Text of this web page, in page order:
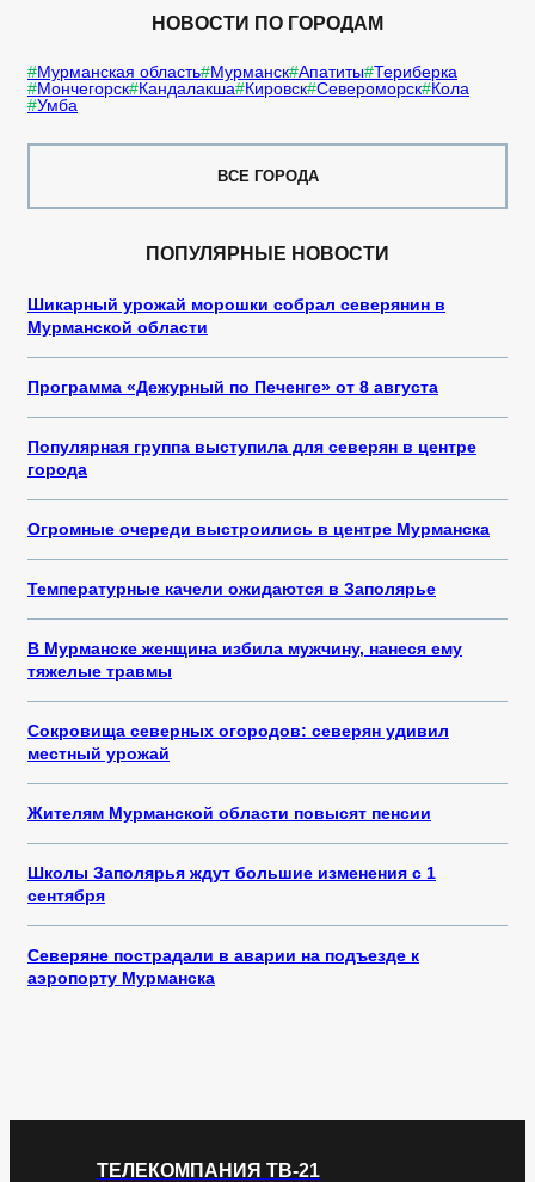
НОВОСТИ ПО ГОРОДАМ
Мурманская область Мурманск Апатиты Териберка
Мончегорск Кандалакша Кировск Североморск Кола
Умба
ВСЕ ГОРОДА
ПОПУЛЯРНЫЕ НОВОСТИ
Шикарный урожай морошки собрал северянин в
Мурманской области
Программа «Дежурный по Печенге» от 8 августа
Популярная группа выступила для северян в центре
города
Огромные очереди выстроились в центре Мурманска
Температурные качели ожидаются в Заполярье
В Мурманске женщина избила мужчину, нанеся ему
тяжелые травмы
Сокровища северных огородов: северян удивил
местный урожай
Жителям Мурманской области повысят пенсии
Школы Заполярья ждут большие изменения с 1
сентября
Северяне пострадали в аварии на подъезде к
аэропорту Мурманска
ТЕЛЕКОМПАНИЯ ТВ-21